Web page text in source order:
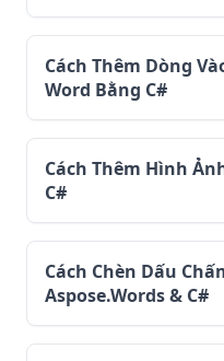
Cách Thêm Dòng
Word Bằng C#
Cách Thêm Hình
C#
Cách Chèn Dấu
Aspose.Words & C#